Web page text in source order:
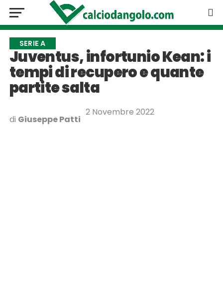
SERIE A
Juventus, infortunio Kean: i
tempi di recupero e quante
partite salta
di Giuseppe Patti
2 Novembre 2022